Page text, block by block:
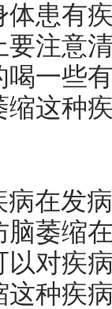
患有
注意
一些
缩这种
病在发
萎缩
对疾
种疾